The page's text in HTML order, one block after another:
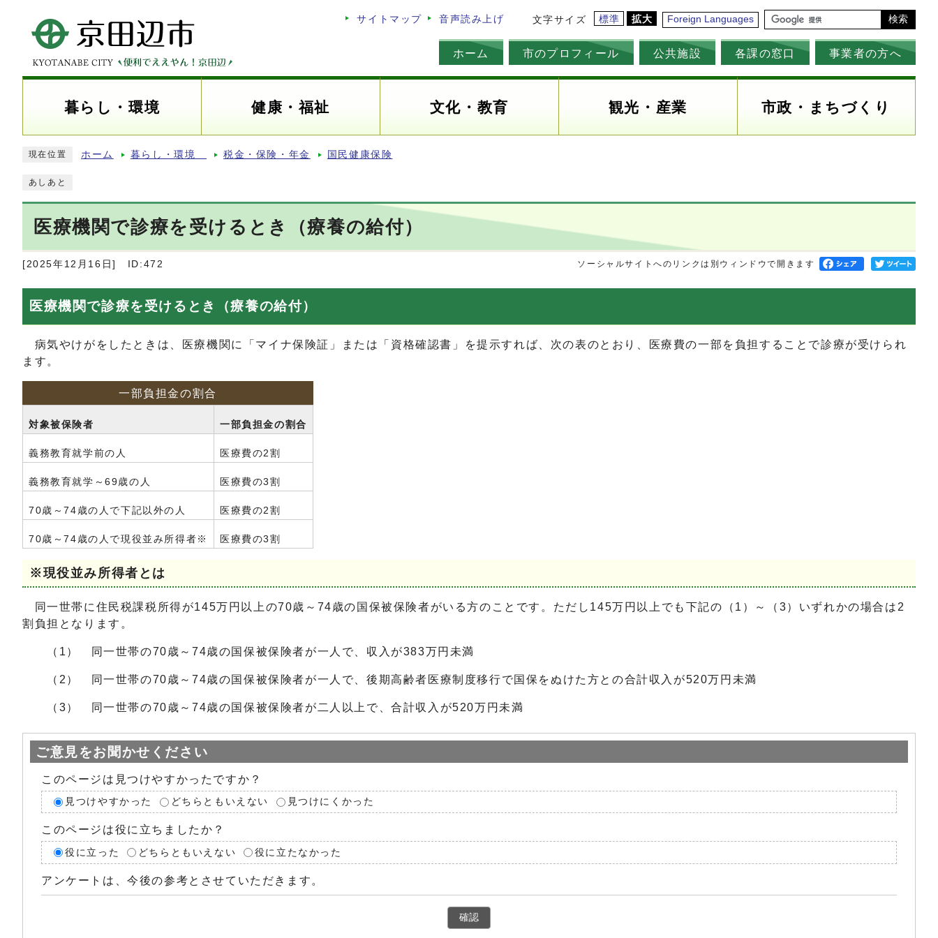
サイトマップ 音声読み上げ 文字サイズ 標準 拡大 Foreign Languages 検索
ホーム 市のプロフィール 公共施設 各課の窓口 事業者の方へ
暮らし・環境 健康・福祉 文化・教育 観光・産業 市政・まちづくり
現在位置 ホーム 暮らし・環境 税金・保険・年金 国民健康保険
あしあと
医療機関で診療を受けるとき（療養の給付）
[2025年12月16日] ID:472 ソーシャルサイトへのリンクは別ウィンドウで開きます
医療機関で診療を受けるとき（療養の給付）
病気やけがをしたときは、医療機関に「マイナ保険証」または「資格確認書」を提示すれば、次の表のとおり、医療費の一部を負担することで診療が受けられ
ます。
一部負担金の割合
対象被保険者 一部負担金の割合
義務教育就学前の人 医療費の2割
義務教育就学～69歳の人 医療費の3割
70歳～74歳の人で下記以外の人 医療費の2割
70歳～74歳の人で現役並み所得者※ 医療費の3割
※現役並み所得者とは
同一世帯に住民税課税所得が145万円以上の70歳～74歳の国保被保険者がいる方のことです。ただし145万円以上でも下記の（1）～（3）いずれかの場合は2
割負担となります。
（1） 同一世帯の70歳～74歳の国保被保険者が一人で、収入が383万円未満
（2） 同一世帯の70歳～74歳の国保被保険者が一人で、後期高齢者医療制度移行で国保をぬけた方との合計収入が520万円未満
（3） 同一世帯の70歳～74歳の国保被保険者が二人以上で、合計収入が520万円未満
ご意見をお聞かせください
このページは見つけやすかったですか？
見つけやすかった どちらともいえない 見つけにくかった
このページは役に立ちましたか？
役に立った どちらともいえない 役に立たなかった
アンケートは、今後の参考とさせていただきます。
確認